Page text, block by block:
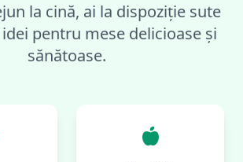
la cină, ai la dispoziție sute
pentru mese delicioase și
sănătoase.